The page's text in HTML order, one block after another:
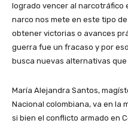
logrado vencer al narcotráfico
narco nos mete en este tipo
obtener victorias o avances
guerra fue un fracaso y por
busca nuevas alternativas que
María Alejandra Santos,
Nacional colombiana, va en la
si bien el conflicto armado en